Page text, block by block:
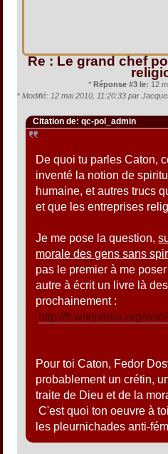
Re : Le grand chef
* Réponse #3 le: 12
* Modifié: 12 mai 2010, 11:20:33 par
Citation de: qc-pol_admin
De quoi tu parles Caton,
inventé la notion de
humaine, et autres trucs
et que les entreprises
Je me pose la question,
morale des gens sans
pas le premier à me
autre à écrit un livre là
prochainement :
http://fr.wikipedia.org/
Pour toi Caton, Fedor
probablement un crétin,
traite de Dieu et de la
C'est quoi ton oeuvre à
les pleurnichades anti-